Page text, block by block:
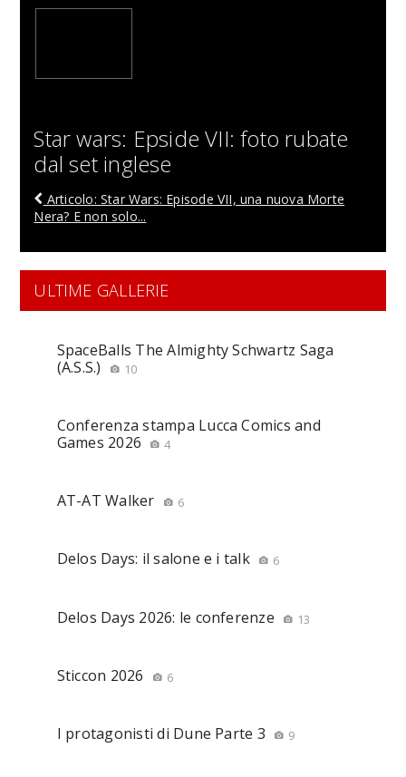
Star wars: Epside VII: foto rubate
dal set inglese
Articolo: Star Wars: Episode VII, una nuova Morte
Nera? E non solo...
ULTIME GALLERIE
SpaceBalls The Almighty Schwartz Saga
(A.S.S.)
10
Conferenza stampa Lucca Comics and
Games 2026
4
AT-AT Walker 6
Delos Days: il salone e i talk 6
Delos Days 2026: le conferenze 13
Sticcon 2026 6
I protagonisti di Dune Parte 3 9